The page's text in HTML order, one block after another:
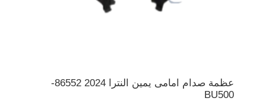
عظمة صدام امامى يمين النترا 2024 86552-
BU500